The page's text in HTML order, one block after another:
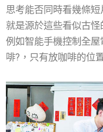
思考能否同時看幾條
就是源於這些看似古
例如智能手機控制全
啡?，只有放咖啡的位